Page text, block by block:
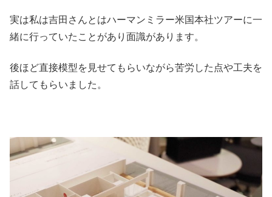
実は私は吉田さんとはハーマンミラー米国本社ツアーに一
緒に行っていたことがあり面識があります。
後ほど直接模型を見せてもらいながら苦労した点や工夫を
話してもらいました。